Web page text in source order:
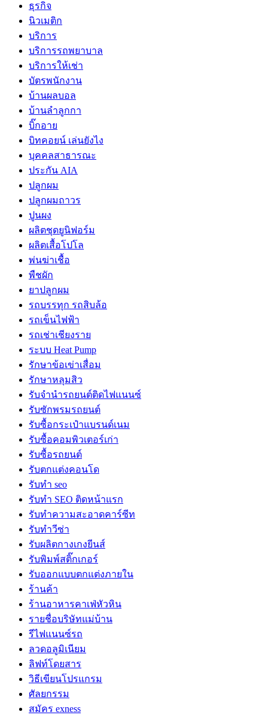
ธุรกิจ
นิวเมติก
บริการ
บริการรถพยาบาล
บริการให้เช่า
บัตรพนักงาน
บ้านผลบอล
บ้านลำลูกกา
บิ๊กอาย
บิทคอยน์ เล่นยังไง
บุคคลสาธารณะ
ประกัน AIA
ปลูกผม
ปลูกผมถาวร
ปูนผง
ผลิตชุดยูนิฟอร์ม
ผลิตเสื้อโปโล
พ่นฆ่าเชื้อ
พืชผัก
ยาปลูกผม
รถบรรทุก รถสิบล้อ
รถเข็นไฟฟ้า
รถเช่าเชียงราย
ระบบ Heat Pump
รักษาข้อเข่าเสื่อม
รักษาหลุมสิว
รับจํานํารถยนต์ติดไฟแนนซ์
รับซักพรมรถยนต์
รับซื้อกระเป๋าแบรนด์เนม
รับซื้อคอมพิวเตอร์เก่า
รับซื้อรถยนต์
รับตกแต่งคอนโด
รับทำ seo
รับทำ SEO ติดหน้าแรก
รับทำความสะอาดคาร์ซีท
รับทำวีซ่า
รับผลิตกางเกงยีนส์
รับพิมพ์สติ๊กเกอร์
รับออกแบบตกแต่งภายใน
ร้านค้า
ร้านอาหารคาเฟ่หัวหิน
รายชื่อบริษัทแม่บ้าน
รีไฟแนนซ์รถ
ลวดอลูมิเนียม
ลิฟท์โดยสาร
วิธีเขียนโปรแกรม
ศัลยกรรม
สมัคร exness